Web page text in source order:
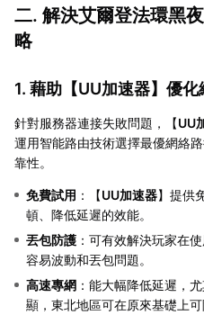
二. 解決艾爾登法環黑
略
1. 藉助【UU加速器】優化
針對服務器連接失敗問題，【UU
運用智能路由技術選擇最優網絡
靠性。
免費試用 ：【UU加速器】提供
頓、降低延遲的效能。
丟包防護 ：可有效解決玩家在
容易波動和丟包問題。
高速專網 ：能大幅降低延遲，
顯，東北地區可在原來基礎上